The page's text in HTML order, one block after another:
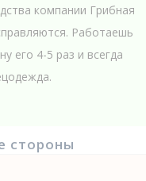
компании Грибная
Работаешь
его 4-5 раз и всегда
стороны